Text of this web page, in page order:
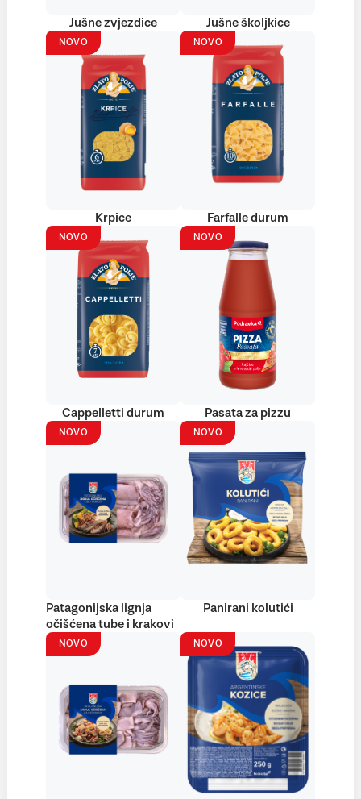
Jušne zvjezdice Jušne školjkice
NOVO
Krpice
NOVO
Farfalle durum
NOVO
Cappelletti durum
NOVO
Pasata za pizzu
NOVO
Patagonijska lignja
očišćena tube i krakovi
NOVO
Panirani kolutići
NOVO NOVO